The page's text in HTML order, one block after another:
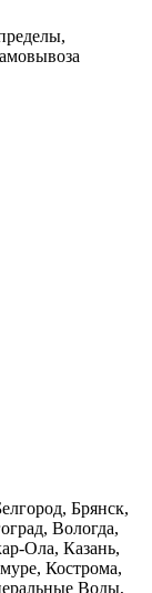
Брянск,
Вологда,
Ола, Казань,
Кострома,
Воды,